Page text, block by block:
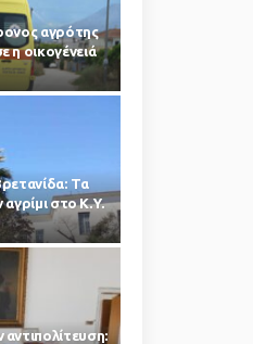
αγρότης
η οικογένειά
Τα
αγρίμι στο Κ.Υ.